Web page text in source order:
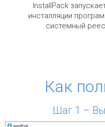
InstallPack
инсталляции
системный
Как
Шаг 1 –